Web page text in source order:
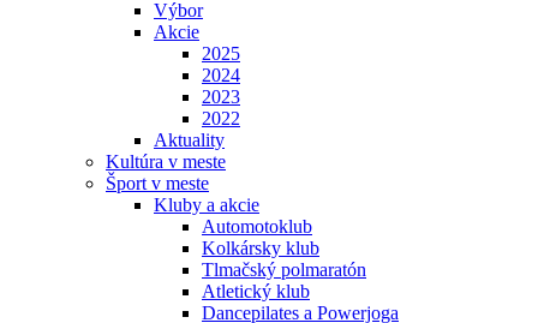
Výbor
Akcie
2025
2024
2023
2022
Aktuality
Kultúra v meste
Šport v meste
Kluby a akcie
Automotoklub
Kolkársky klub
Tlmačský polmaratón
Atletický klub
Dancepilates a Powerjoga